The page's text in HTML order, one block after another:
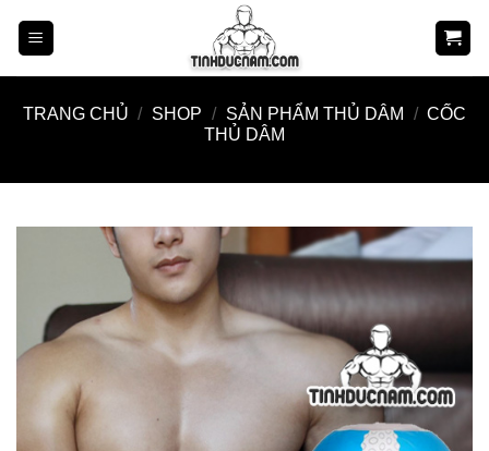
TRANG CHỦ / SHOP / SẢN PHẨM THỦ DÂM / CỐC
THỦ DÂM